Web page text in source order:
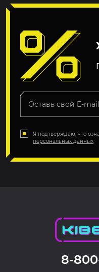
Я подтверждаю, что
персональных данных
8-